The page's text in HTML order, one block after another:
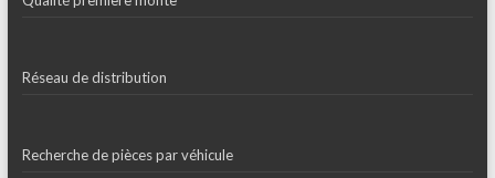
Réseau de distribution
Recherche de pièces par véhicule